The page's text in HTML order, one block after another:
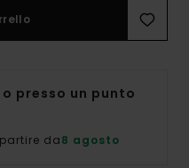
presso un punto
da8 agosto